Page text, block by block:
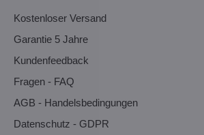
Kostenloser Versand
Garantie 5 Jahre
Kundenfeedback
Fragen - FAQ
AGB - Handelsbedingungen
Datenschutz - GDPR